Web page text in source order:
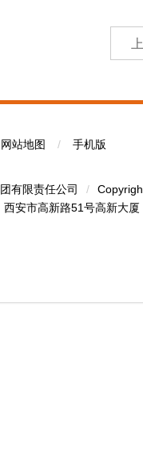
网站地图 / 手机版
有限责任公司 /
西安市高新路51号高新大厦